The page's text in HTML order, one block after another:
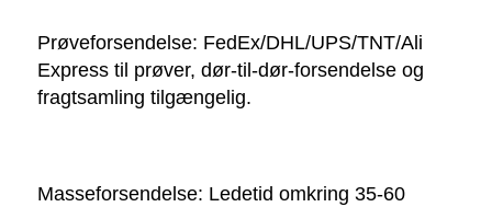
Prøveforsendelse: FedEx/DHL/UPS/TNT/Ali
Express til prøver, dør-til-dør-forsendelse og
fragtsamling tilgængelig.
Masseforsendelse: Ledetid omkring 35-60